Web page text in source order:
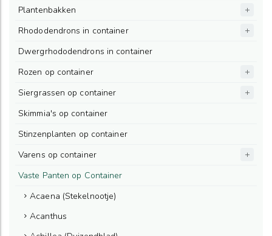
Plantenbakken
Rhododendrons in container
Dwergrhododendrons in container
Rozen op container
Siergrassen op container
Skimmia's op container
Stinzenplanten op container
Varens op container
Vaste Panten op Container
Acaena (Stekelnootje)
Acanthus